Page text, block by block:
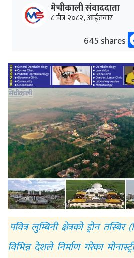
मेचीकाली संवाददाता
८ चैत्र २०८२, आईतवार
645 shares
पवित्र लुम्बिनी क्षेत्रको ड्रोन
विभिन्न देशले निर्माण गरेका